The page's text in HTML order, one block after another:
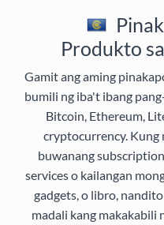
Produkto
Gamit ang aming
bumili ng iba't ibang
Bitcoin, Ethereum,
cryptocurrency. Kung
buwanang
services o kailangan
gadgets, o libro,
madali kang makakabili